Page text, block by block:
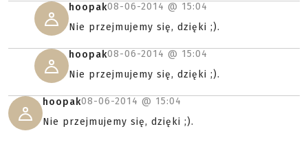
hoopak08-06-2014 @ 15:04
Nie przejmujemy się, dzięki ;).
hoopak08-06-2014 @ 15:04
Nie przejmujemy się, dzięki ;).
hoopak08-06-2014 @ 15:04
Nie przejmujemy się, dzięki ;).